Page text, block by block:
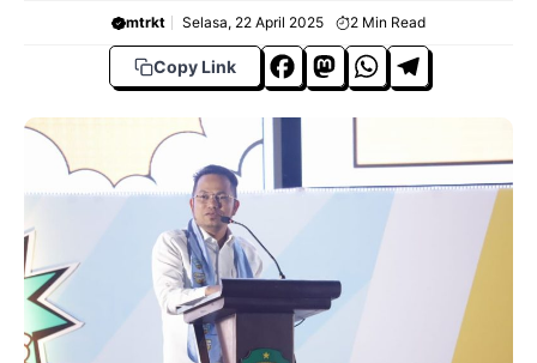
mtrkt Selasa, 22 April 2025 2 Min Read
Copy Link
F
a
c
e
o
k
M
t
o
W
h
a
t
A
p
T
g